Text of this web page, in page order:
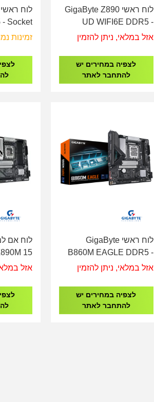
לוח ראשי GigaByte Z890
UD WIFI6E DDR5 -
Socket 1851
אזל במלאי, ניתן להזמין
לצפיה במחירים יש
להתחבר לאתר
- Socket
1851
זמינות
לוח ראשי GigaByte
B860M EAGLE DDR5 -
Socket 1851
אזל במלאי, ניתן להזמין
לצפיה במחירים יש
להתחבר לאתר
לוח אם
אזל